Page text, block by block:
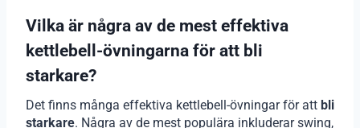
Vilka är några av de mest effektiva
kettlebell-övningarna för att bli
starkare?
Det finns många effektiva kettlebell-övningar för att bli
starkare. Några av de mest populära inkluderar swing,